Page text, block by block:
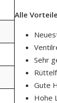
Alle
Sehr
Gute
Hohe